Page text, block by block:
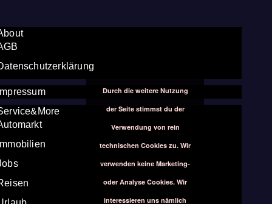
Durch die weitere Nutzung
der Seite stimmst du der
Verwendung von rein
technischen Cookies zu. Wir
verwenden keine Marketing-
oder Analyse Cookies. Wir
interessieren uns nämlich